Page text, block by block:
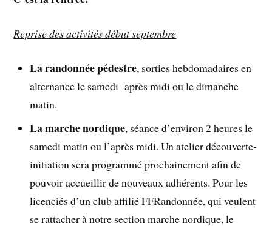
Reprise des activités début septembre
La randonnée pédestre, sorties hebdomadaires en
alternance le samedi après midi ou le dimanche
matin.
La marche nordique, séance d’environ 2 heures le
samedi matin ou l’après midi. Un atelier découverte-
initiation sera programmé prochainement afin de
pouvoir accueillir de nouveaux adhérents. Pour les
licenciés d’un club affilié FFRandonnée, qui veulent
se rattacher à notre section marche nordique, le